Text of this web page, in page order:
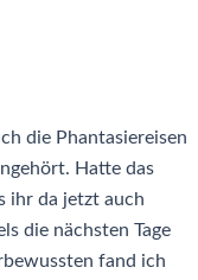
die Phantasiereisen
Hatte das
ihr da jetzt auch
die nächsten Tage
fand ich